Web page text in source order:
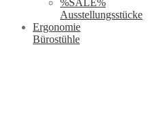
%SALE%
Ausstellungsstücke
Ergonomie
Bürostühle